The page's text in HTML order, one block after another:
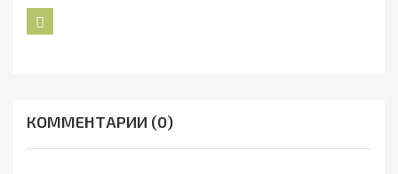
КОММЕНТАРИИ (0)